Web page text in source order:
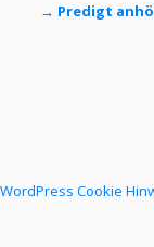
→ Predigt
WordPress Cookie